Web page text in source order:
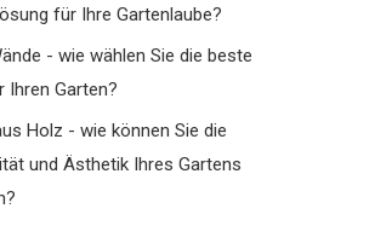
für Ihre Gartenlaube?
- wie wählen Sie die beste
Ihren Garten?
Holz - wie können Sie die
und Ästhetik Ihres Gartens